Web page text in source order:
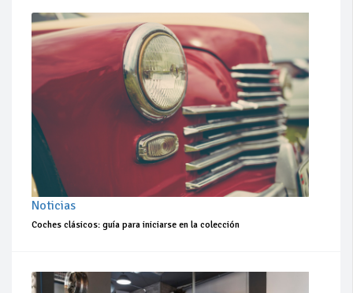
Noticias
Coches clásicos: guía para iniciarse en la colección